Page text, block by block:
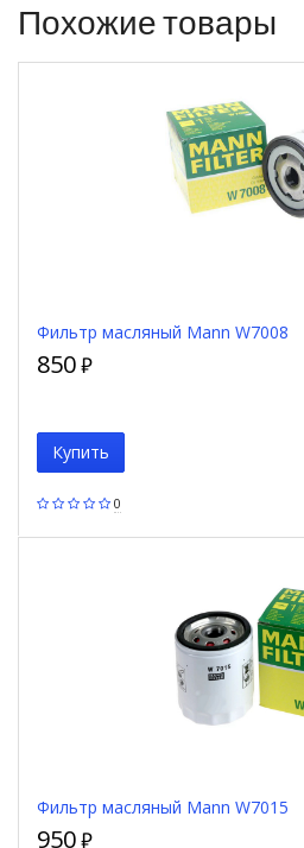
Похожие товары
Фильтр масляный Mann W7008
0
850₽
Купить
Фильтр масляный Mann W7015
950₽